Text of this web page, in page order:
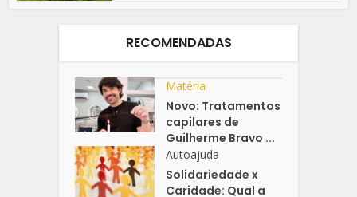
RECOMENDADAS
Matéria
Novo: Tratamentos
capilares de
Guilherme Bravo ...
Autoajuda
Solidariedade x
Caridade: Qual a